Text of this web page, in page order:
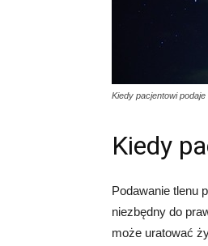
Kiedy pacjentowi podaje
Kiedy
Podawanie tlenu
niezbędny do
może uratować